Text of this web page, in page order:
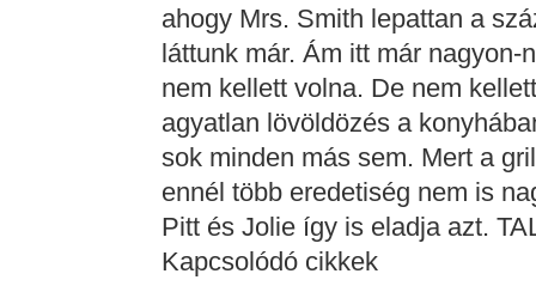
ahogy Mrs. Smith lepattan a
láttunk már. Ám itt már
nem kellett volna. De nem
agyatlan lövöldözés a
sok minden más sem. Mert a
ennél több eredetiség nem is
Pitt és Jolie így is eladja azt.
Kapcsolódó cikkek